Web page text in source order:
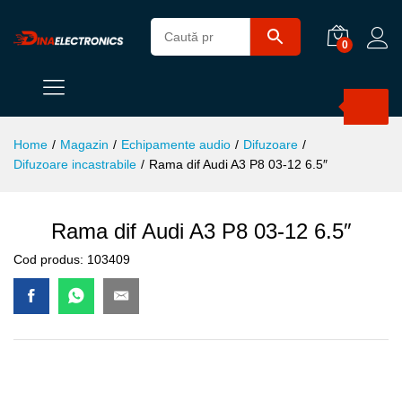
0
Home / Magazin / Echipamente audio / Difuzoare /
Difuzoare incastrabile / Rama dif Audi A3 P8 03-12 6.5″
Rama dif Audi A3 P8 03-12 6.5″
Cod produs: 103409